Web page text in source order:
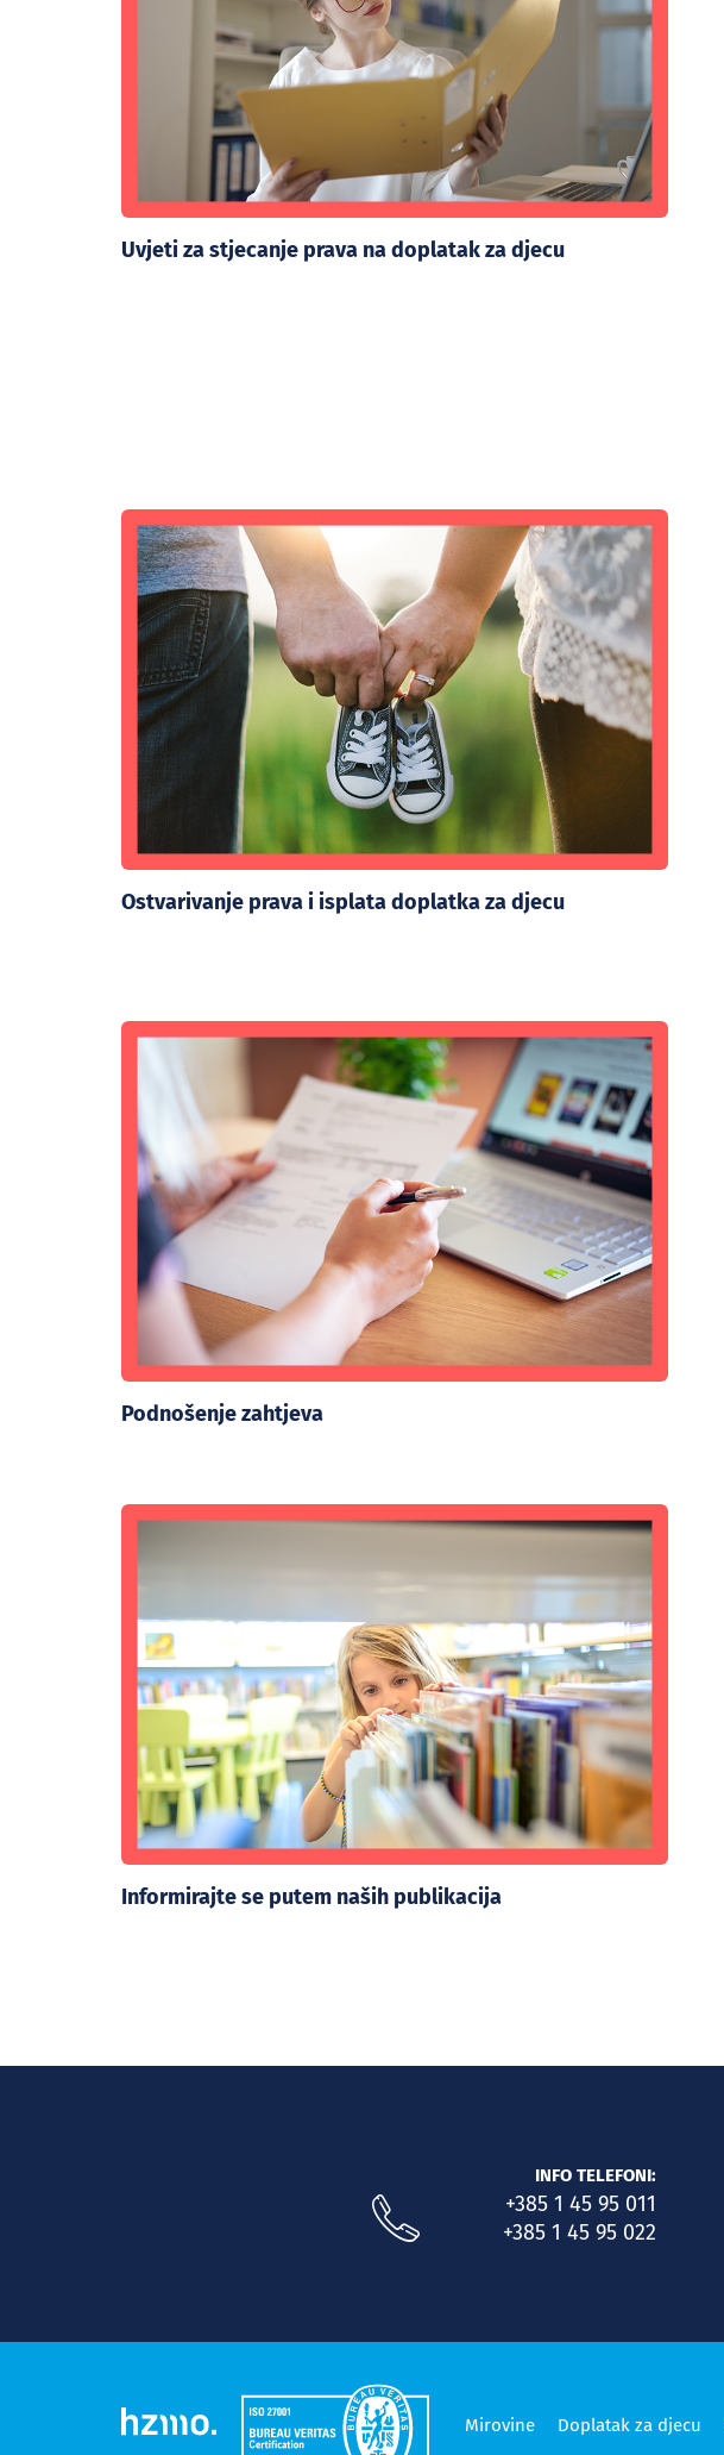
Uvjeti za stjecanje prava na doplatak za djecu
Ostvarivanje prava i isplata doplatka za djecu
Podnošenje zahtjeva
Informirajte se putem naših publikacija
INFO TELEFONI:
+385 1 45 95 011
+385 1 45 95 022
Mirovine Doplatak za djecu